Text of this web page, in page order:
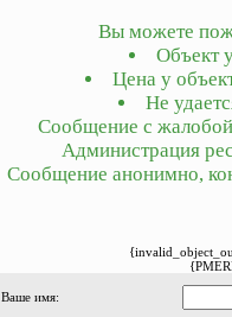
Вы можете
Объект
Цена у
Не
Сообщение с жалобой
Администрация
Сообщение анонимно,
Ваше имя: